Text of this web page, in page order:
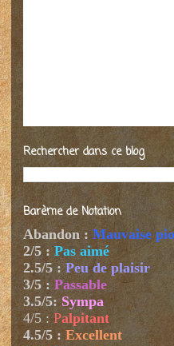
Rechercher dans ce blog
Barème de Notation
Abandon : Mauvaise
2/5 : Pas aimé
2.5/5 : Peu de plaisir
3/5 : Passable
3.5/5: Sympa
4/5 : Palpitant
4.5/5 : Excellent